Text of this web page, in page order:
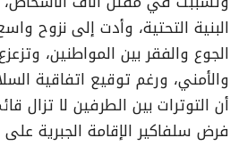
البنية التحتية، وأدت إلى نزوح
الجوع والفقر بين المواطنين،
أن التوترات بين الطرفين لا تزال
فرض سلفاكير الإقامة الجبرية